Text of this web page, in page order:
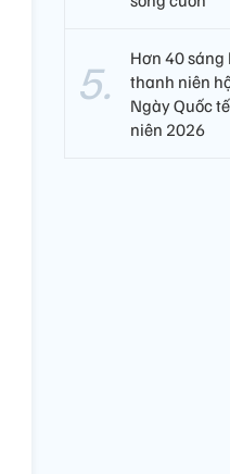
Hơn 40 sáng
thanh niên
Ngày Quốc
niên 2026